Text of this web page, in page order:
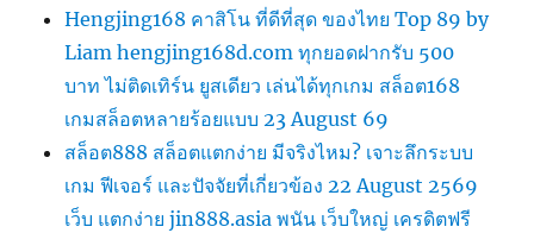
Hengjing168 คาสิโน ที่ดีที่สุด ของไทย Top 89 by
Liam hengjing168d.com ทุกยอดฝากรับ 500
บาท ไม่ติดเทิร์น ยูสเดียว เล่นได้ทุกเกม สล็อต168
เกมสล็อตหลายร้อยแบบ 23 August 69
สล็อต888 สล็อตแตกง่าย มีจริงไหม? เจาะลึกระบบ
เกม ฟีเจอร์ และปัจจัยที่เกี่ยวข้อง 22 August 2569
เว็บ แตกง่าย jin888.asia พนัน เว็บใหญ่ เครดิตฟรี